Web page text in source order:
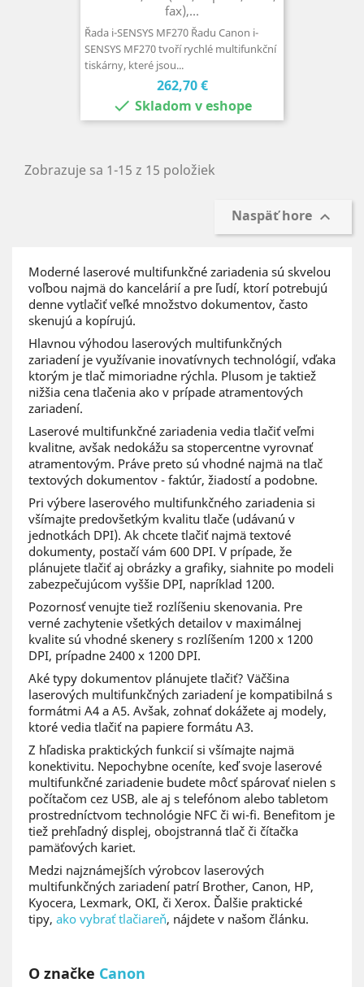
fax),...
Řada i-SENSYS MF270 Řadu Canon i-
SENSYS MF270 tvoří rychlé multifunkční
tiskárny, které jsou...
Cena
262,70 €
 Skladom v eshope
Zobrazuje sa 1-15 z 15 položiek
Naspäť hore 
Moderné laserové multifunkčné zariadenia sú skvelou
voľbou najmä do kancelárií a pre ľudí, ktorí potrebujú
denne vytlačiť veľké množstvo dokumentov, často
skenujú a kopírujú.
Hlavnou výhodou laserových multifunkčných
zariadení je využívanie inovatívnych technológií, vďaka
ktorým je tlač mimoriadne rýchla. Plusom je taktiež
nižšia cena tlačenia ako v prípade atramentových
zariadení.
Laserové multifunkčné zariadenia vedia tlačiť veľmi
kvalitne, avšak nedokážu sa stopercentne vyrovnať
atramentovým. Práve preto sú vhodné najmä na tlač
textových dokumentov - faktúr, žiadostí a podobne.
Pri výbere laserového multifunkčného zariadenia si
všímajte predovšetkým kvalitu tlače (udávanú v
jednotkách DPI). Ak chcete tlačiť najmä textové
dokumenty, postačí vám 600 DPI. V prípade, že
plánujete tlačiť aj obrázky a grafiky, siahnite po modeli
zabezpečujúcom vyššie DPI, napríklad 1200.
Pozornosť venujte tiež rozlíšeniu skenovania. Pre
verné zachytenie všetkých detailov v maximálnej
kvalite sú vhodné skenery s rozlíšením 1200 x 1200
DPI, prípadne 2400 x 1200 DPI.
Aké typy dokumentov plánujete tlačiť? Väčšina
laserových multifunkčných zariadení je kompatibilná s
formátmi A4 a A5. Avšak, zohnať dokážete aj modely,
ktoré vedia tlačiť na papiere formátu A3.
Z hľadiska praktických funkcií si všímajte najmä
konektivitu. Nepochybne oceníte, keď svoje laserové
multifunkčné zariadenie budete môcť spárovať nielen s
počítačom cez USB, ale aj s telefónom alebo tabletom
prostredníctvom technológie NFC či wi-fi. Benefitom je
tiež prehľadný displej, obojstranná tlač či čítačka
pamäťových kariet.
Medzi najznámejších výrobcov laserových
multifunkčných zariadení patrí Brother, Canon, HP,
Kyocera, Lexmark, OKI, či Xerox. Ďalšie praktické
tipy, ako vybrať tlačiareň, nájdete v našom článku.
O značke Canon